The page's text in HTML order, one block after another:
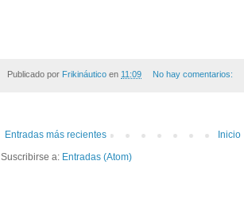
Publicado por Frikináutico en 11:09 No hay comentarios:
Entradas más recientes
Inicio
Suscribirse a: Entradas (Atom)